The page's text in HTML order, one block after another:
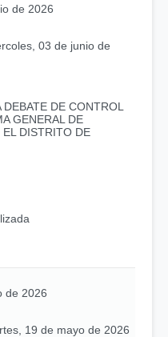
de 2026
03 de junio de
DEBATE DE CONTROL
GENERAL DE
EL DISTRITO DE
de 2026
19 de mayo de 2026